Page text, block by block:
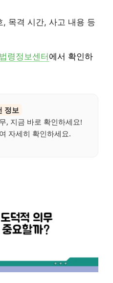
, 목격 시간, 사고 내용 등
령정보센터 에서 확인하
정보
, 지금 바로 확인하세요!
자세히 확인하세요.